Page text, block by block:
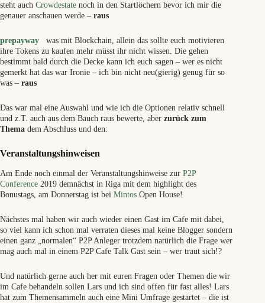
steht auch Crowdestate noch in den Startlöchern bevor ich mir die
genauer anschauen werde – raus
prepayway
was mit Blockchain, allein das sollte euch motivieren
ihre Tokens zu kaufen mehr müsst ihr nicht wissen. Die gehen
bestimmt bald durch die Decke kann ich euch sagen – wer es nicht
gemerkt hat das war Ironie – ich bin nicht neu(gierig) genug für so
was – raus
Das war mal eine Auswahl und wie ich die Optionen relativ schnell
und z.T. auch aus dem Bauch raus bewerte, aber zurück zum
Thema dem Abschluss und den:
Veranstaltungshinweisen
Am Ende noch einmal der Veranstaltungshinweise zur P2P
Conference 2019 demnächst in Riga mit dem highlight des
Bonustags, am Donnerstag ist bei Mintos Open House!
Nächstes mal haben wir auch wieder einen Gast im Cafe mit dabei,
so viel kann ich schon mal verraten dieses mal keine Blogger sondern
einen ganz „normalen“ P2P Anleger trotzdem natürlich die Frage wer
mag auch mal in einem P2P Cafe Talk Gast sein – wer traut sich!?
Und natürlich gerne auch her mit euren Fragen oder Themen die wir
im Cafe behandeln sollen Lars und ich sind offen für fast alles! Lars
hat zum Themensammeln auch eine Mini Umfrage gestartet – die ist